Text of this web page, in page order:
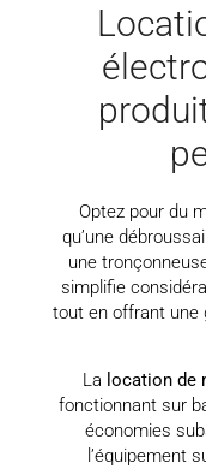
Optez pour du
qu’une
une
simplifie
tout en offrant une
La location de
fonctionnant sur
économies
l’équipement